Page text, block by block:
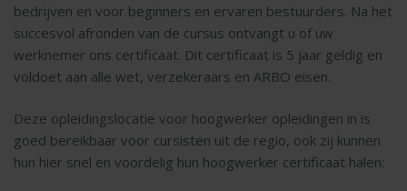
bedrijven en voor beginners en ervaren bestuurders. Na het
succesvol afronden van de cursus ontvangt u of uw
werknemer ons certificaat. Dit certificaat is 5 jaar geldig en
voldoet aan alle wet, verzekeraars en ARBO eisen.
Deze opleidingslocatie voor hoogwerker opleidingen in is
goed bereikbaar voor cursisten uit de regio, ook zij kunnen
hun hier snel en voordelig hun hoogwerker certificaat halen: